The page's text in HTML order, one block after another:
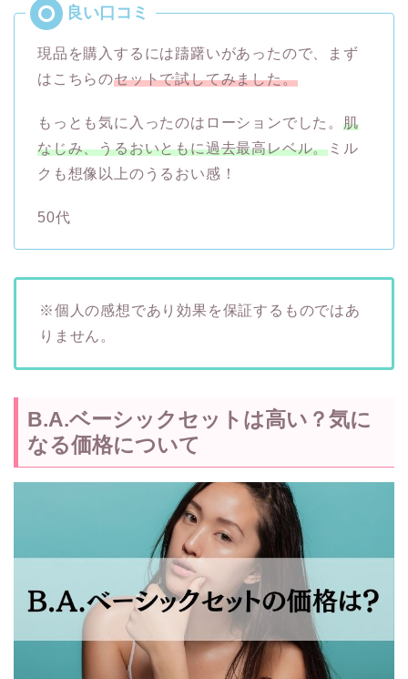
現品を購入するには躊躇いがあったので、まず
はこちらのセットで試してみました。
もっとも気に入ったのはローションでした。肌
なじみ、うるおいともに過去最高レベル。 ミル
クも想像以上のうるおい感！
50代
※個人の感想であり効果を保証するものではあ
りません。
B.A.ベーシックセットは高い？気に
なる価格について